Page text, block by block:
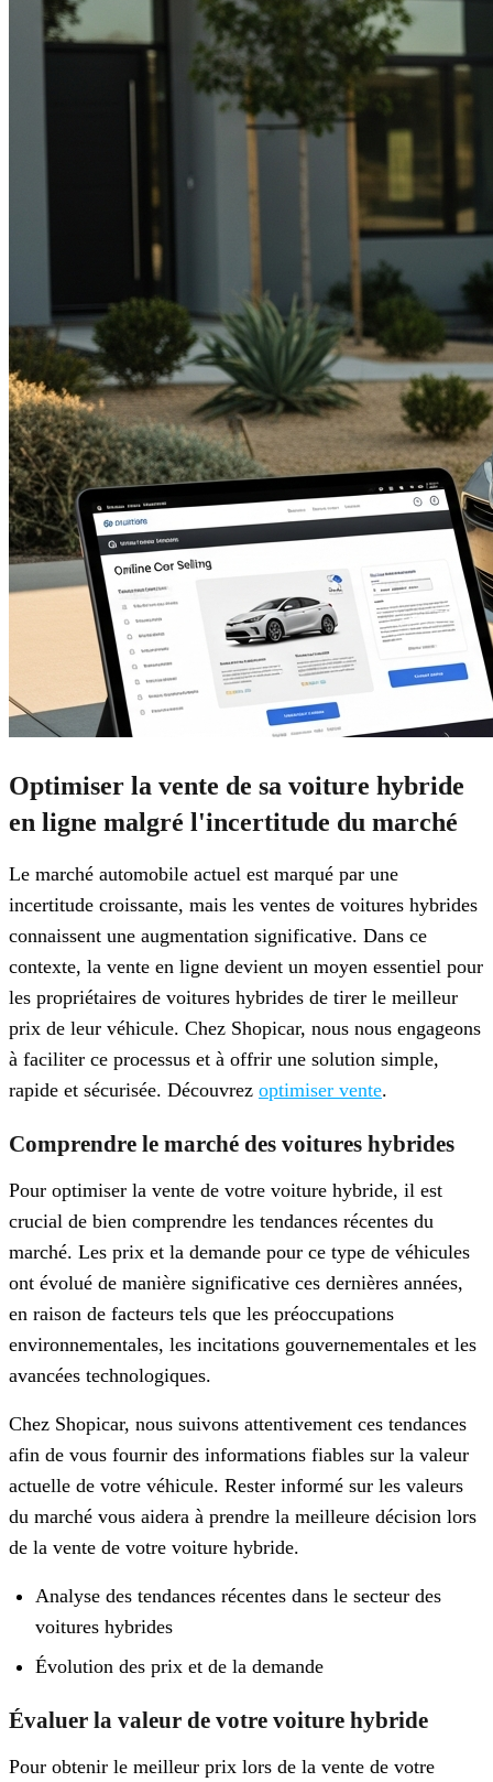
Optimiser la vente de sa voiture hybride
en ligne malgré l'incertitude du marché
Le marché automobile actuel est marqué par une
incertitude croissante, mais les ventes de voitures hybrides
connaissent une augmentation significative. Dans ce
contexte, la vente en ligne devient un moyen essentiel pour
les propriétaires de voitures hybrides de tirer le meilleur
prix de leur véhicule. Chez Shopicar, nous nous engageons
à faciliter ce processus et à offrir une solution simple,
rapide et sécurisée. Découvrez optimiser vente.
Comprendre le marché des voitures hybrides
Pour optimiser la vente de votre voiture hybride, il est
crucial de bien comprendre les tendances récentes du
marché. Les prix et la demande pour ce type de véhicules
ont évolué de manière significative ces dernières années,
en raison de facteurs tels que les préoccupations
environnementales, les incitations gouvernementales et les
avancées technologiques.
Chez Shopicar, nous suivons attentivement ces tendances
afin de vous fournir des informations fiables sur la valeur
actuelle de votre véhicule. Rester informé sur les valeurs
du marché vous aidera à prendre la meilleure décision lors
de la vente de votre voiture hybride.
Analyse des tendances récentes dans le secteur des
voitures hybrides
Évolution des prix et de la demande
Évaluer la valeur de votre voiture hybride
Pour obtenir le meilleur prix lors de la vente de votre